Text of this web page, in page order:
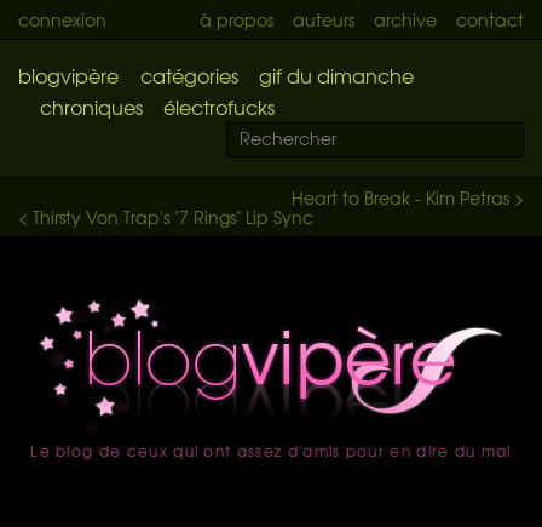
connexion à propos auteurs archive contact
blogvipère catégories
gif du dimanche
chroniques
électrofucks
Heart to Break - Kim Petras >
< Thirsty Von Trap's "7 Rings" Lip Sync
accueil
Le blog de ceux qui ont assez d'amis pour en dire du mal